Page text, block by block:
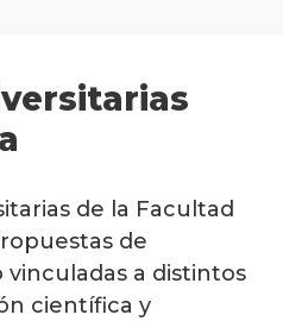
de la Facultad
de
a distintos
científica y